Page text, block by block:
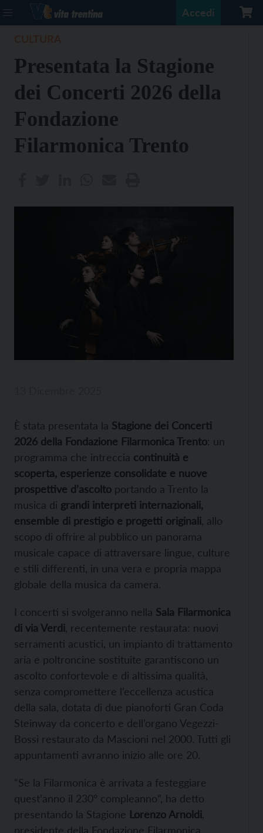
Accedi
Presentata la Stagione
dei Concerti 2026 della
Fondazione
Filarmonica Trento
È stata presentata la Stagione dei Concerti
2026 della Fondazione Filarmonica Trento: un
programma che intreccia continuità e
scoperta, esperienze consolidate e nuove
prospettive d’ascolto portando a Trento la
musica di grandi interpreti internazionali,
ensemble di prestigio e progetti originali , allo
scopo di offrire al pubblico un panorama
musicale capace di attraversare lingue, culture
e stili differenti, in una vera e propria mappa
globale della musica da camera.
I concerti si svolgeranno nella Sala Filarmonica
di via Verdi , recentemente restaurata: nuovi
serramenti acustici, un impianto di trattamento
aria e poltroncine sostituite garantiscono un
ascolto confortevole e di altissima qualità,
senza compromettere l’eccellenza acustica
della sala, dotata di due pianoforti Gran Coda
Steinway da concerto e dell’organo Vegezzi-
Bossi restaurato da Mascioni nel 2000. Tutti gli
appuntamenti avranno inizio alle ore 20.
“Se la Filarmonica è arrivata a festeggiare
quest’anno il 230° compleanno”, ha detto
presentando la Stagione Lorenzo Arnoldi
presidente della Fondazione Filarmonica